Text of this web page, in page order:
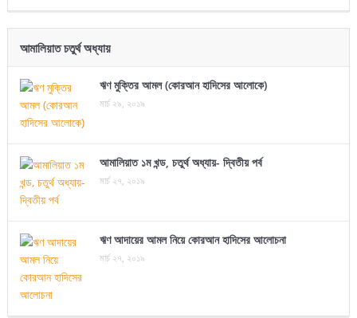
আমালিয়াত চতুর্থ অধ্যায়
ঋণ মুক্তির আমল (কোরআন হাদিসের আলোকে)
মার্চ ২৯, ২০১৯
আমালিয়াত ১ম খন্ড, চতুর্থ অধ্যায়- দ্বিতীয় পর্ব
মার্চ ২৭, ২০১৯
ঋণ আদায়ের আমল নিয়ে কোরআন হাদিসের আলোচনা
মার্চ ২৭, ২০১৯